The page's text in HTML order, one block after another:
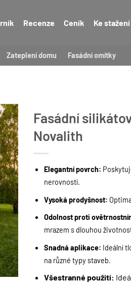
Recenze Ceník Ke stažení
Zateplení domu Fasádní omítky
Fasádní
Novalith
Elegantní povrch:
nerovností.
Vysoká prodyšnost:
Odolnost proti
mrazem s dlouhou
Snadná aplikace: Ideální
na různé typy staveb.
Všestranné použití: